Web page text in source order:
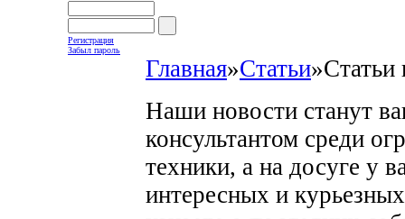
Регистрация
Забыл пароль
Главная»Статьи»Статьи
Наши новости станут
консультантом среди
техники, а на досуге у
интересных и